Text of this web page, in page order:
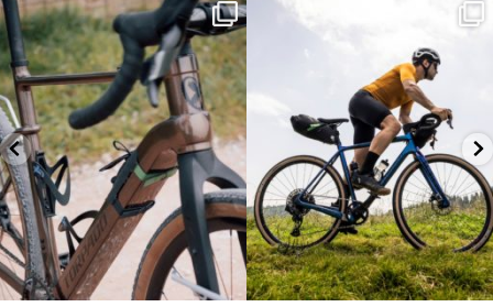
Kepler R è la gravel pensata per affrontare
lunghe...
26 0
Parte dalla strada, continua sulla ghiaia,
2